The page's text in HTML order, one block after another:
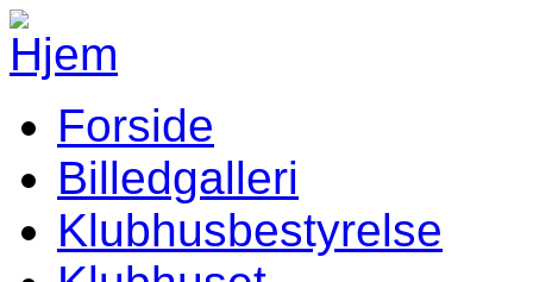
Gå til hovedindhold
Vellev IF Menu
Forside
Billedgalleri
Klubhusbestyrelse